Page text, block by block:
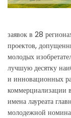
заявок в 28
проектов,
молодых
лучшую десятку
и инновационных
коммерциализации
имена лауреата
молодежной